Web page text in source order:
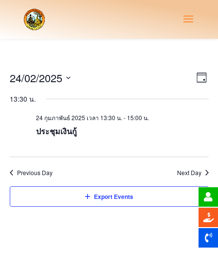
Day
24/02/2025
date.
13:30 น.
24 กุมภาพันธ์ 2025 เวลา 13:30 น. - 15:00 น.
ประชุมเงินกู้
Previous Day Next Day
Export Events